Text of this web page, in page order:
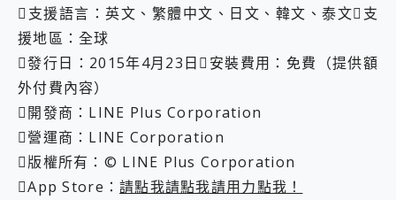
支援語言：英文、繁體中文、日文、韓文、泰文支
援地區：全球
發行日：2015年4月23日安裝費用：免費（提供額
外付費內容）
開發商：LINE Plus Corporation
營運商：LINE Corporation
版權所有：© LINE Plus Corporation
App Store：請點我請點我請用力點我！